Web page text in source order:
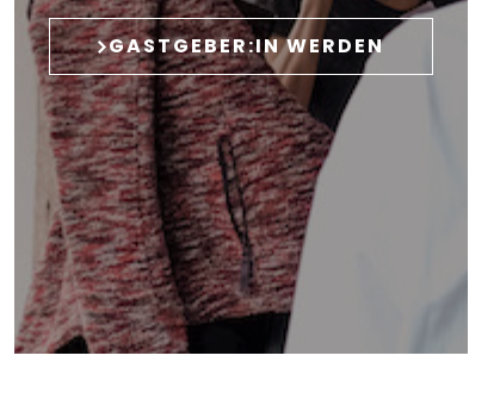
GASTGEBER:IN WERDEN